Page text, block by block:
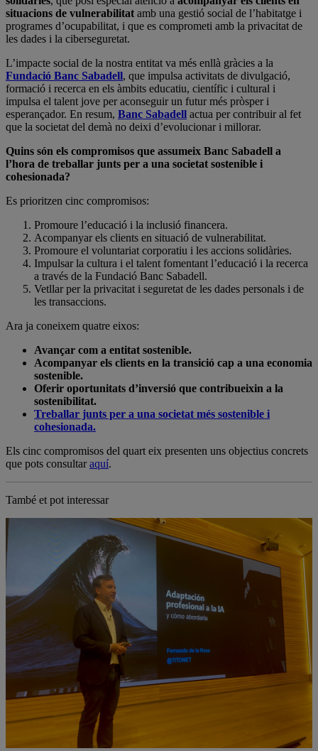
situacions de vulnerabilitat amb una gestió social de l’habitatge i
programes d’ocupabilitat, i que es comprometi amb la privacitat de
les dades i la ciberseguretat.
L’impacte social de la nostra entitat va més enllà gràcies a la
Fundació Banc Sabadell, que impulsa activitats de divulgació,
formació i recerca en els àmbits educatiu, científic i cultural i
impulsa el talent jove per aconseguir un futur més pròsper i
esperançador. En resum, Banc Sabadell actua per contribuir al fet
que la societat del demà no deixi d’evolucionar i millorar.
Quins són els compromisos que assumeix Banc Sabadell a
l’hora de treballar junts per a una societat sostenible i
cohesionada?
Es prioritzen cinc compromisos:
Promoure l’educació i la inclusió financera.
Acompanyar els clients en situació de vulnerabilitat.
Promoure el voluntariat corporatiu i les accions solidàries.
Impulsar la cultura i el talent fomentant l’educació i la recerca
a través de la Fundació Banc Sabadell.
Vetllar per la privacitat i seguretat de les dades personals i de
les transaccions.
Ara ja coneixem quatre eixos:
Avançar com a entitat sostenible.
Acompanyar els clients en la transició cap a una economia
sostenible.
Oferir oportunitats d’inversió que contribueixin a la
sostenibilitat.
Treballar junts per a una societat més sostenible i
cohesionada.
Els cinc compromisos del quart eix presenten uns objectius concrets
que pots consultaraquí.
També et pot interessar